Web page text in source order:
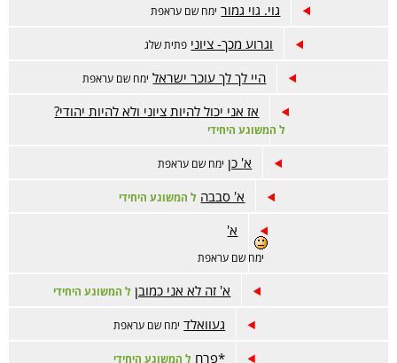
גוי. גוי גמור ימח שם עראפת
וגרוע מכך- ציוני פתית שלג
היי לך לך עוכר ישראל ימח שם עראפת
אז אני יכול להיות ציוני ולא להיות יהודי?
ל המשוגע היחידי
א' כן ימח שם עראפת
א' סבבה ל המשוגע היחידי
א'
ימח שם עראפת
א' זה לא אני כמובן ל המשוגע היחידי
געוואלד ימח שם עראפת
*פרח ל המשוגע היחידי